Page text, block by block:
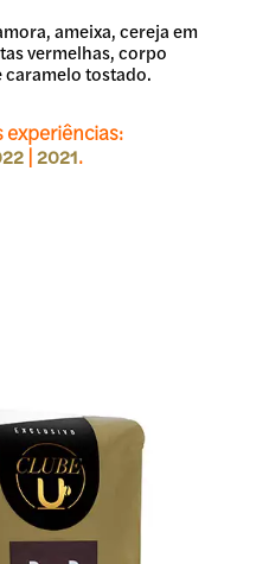
ameixa, cereja em
vermelhas, corpo
caramelo tostado.
|2021.